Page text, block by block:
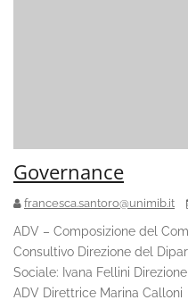
Governance
francesca.santoro@unimib.it
ADV – Composizione del
Consultivo Direzione del
Sociale: Ivana Fellini
ADV Direttrice Marina